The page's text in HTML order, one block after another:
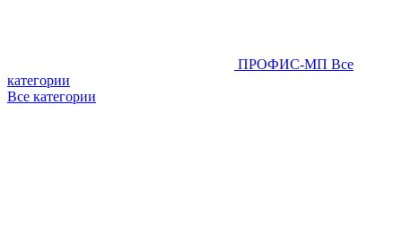
ПРОФИС-МП Все
категории
Все категории